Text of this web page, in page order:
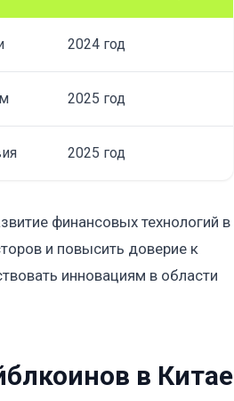
2024 год
2025 год
2025 год
финансовых технологий в
и повысить доверие к
инновациям в области
в Китае